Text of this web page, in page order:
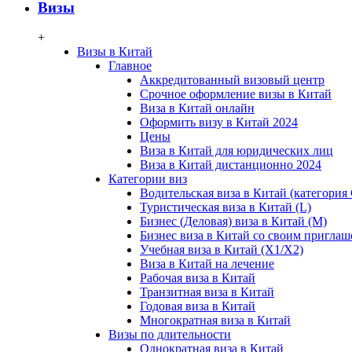
Визы
+
Визы в Китай
Главное
Аккредитованный визовый центр
Срочное оформление визы в Китай
Виза в Китай онлайн
Оформить визу в Китай 2024
Цены
Виза в Китай для юридических лиц
Виза в Китай дистанционно 2024
Категории виз
Водительская виза в Китай
Туристическая виза в Китай (L)
Бизнес (Деловая) виза в Китай (M)
Бизнес виза в Китай со своим
Учебная виза в Китай (X1/X2)
Виза в Китай на лечение
Рабочая виза в Китай
Транзитная виза в Китай
Годовая виза в Китай
Многократная виза в Китай
Визы по длительности
Однократная виза в Китай